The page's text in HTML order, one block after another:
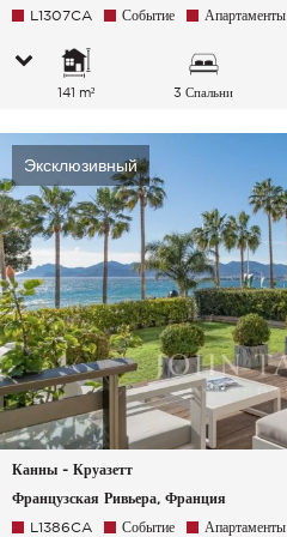
L1307CA Событие Апартаменты
141 m² 3 Спальни
Эксклюзивный
Канны - Круазетт
Французская Ривьера, Франция
L1386CA Событие Апартаменты